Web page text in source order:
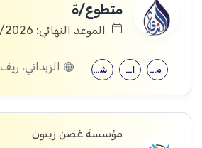
متطوع/ة
الموعد النهائي: 21/05/2026
شهادة جامعية الثانوية العامة معهد متوسط
مؤسسة غصن زيتون